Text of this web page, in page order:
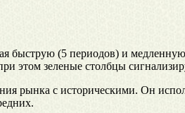
быструю (5 периодов) и
этом зеленые столбцы
рынка с историческими. Он